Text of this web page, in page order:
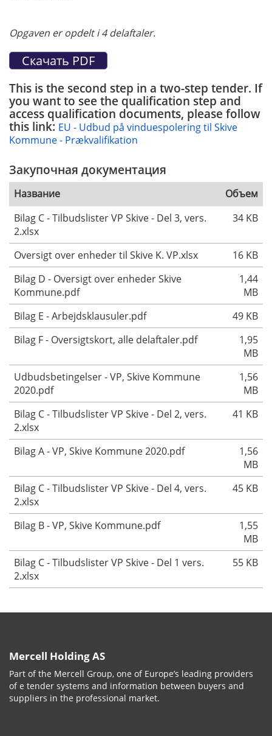
Opgaven er opdelt i 4 delaftaler.
This is the second step in a two-step tender. If
you want to see the qualification step and
access qualification documents, please follow
this link: EU - Udbud på vinduespolering til Skive
Kommune - Prækvalifikation
Закупочная документация
Название
Объем
Bilag C - Tilbudslister VP Skive - Del 3, vers.
2.xlsx
34 KB
Oversigt over enheder til Skive K. VP.xlsx
16 KB
Bilag D - Oversigt over enheder Skive
Kommune.pdf
1,44
MB
Bilag E - Arbejdsklausuler.pdf
49 KB
Bilag F - Oversigtskort, alle delaftaler.pdf
1,95
MB
Udbudsbetingelser - VP, Skive Kommune
2020.pdf
1,56
MB
Bilag C - Tilbudslister VP Skive - Del 2, vers.
2.xlsx
41 KB
Bilag A - VP, Skive Kommune 2020.pdf
1,56
MB
Bilag C - Tilbudslister VP Skive - Del 4, vers.
2.xlsx
45 KB
Bilag B - VP, Skive Kommune.pdf
1,55
MB
Bilag C - Tilbudslister VP Skive - Del 1 vers.
2.xlsx
55 KB
Mercell Holding AS
Part of the Mercell Group, one of Europe’s leading providers
of e tender systems and information between buyers and
suppliers in the professional market.